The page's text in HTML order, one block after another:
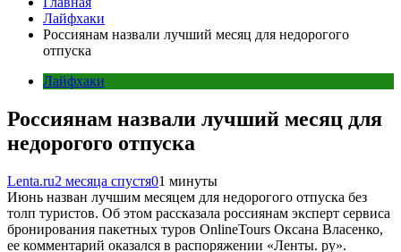
Лайфхаки
Россиянам назвали лучший месяц для недорогого
отпуска
Лайфхаки
Россиянам назвали лучший месяц для
недорогого отпуска
Lenta.ru2 месяца спустя01 минуты
Июнь назван лучшим месяцем для недорогого отпуска без
толп туристов. Об этом рассказала россиянам эксперт сервиса
бронирования пакетных туров OnlineTours Оксана Власенко,
ее комментарий оказался в распоряжении «Ленты. ру».